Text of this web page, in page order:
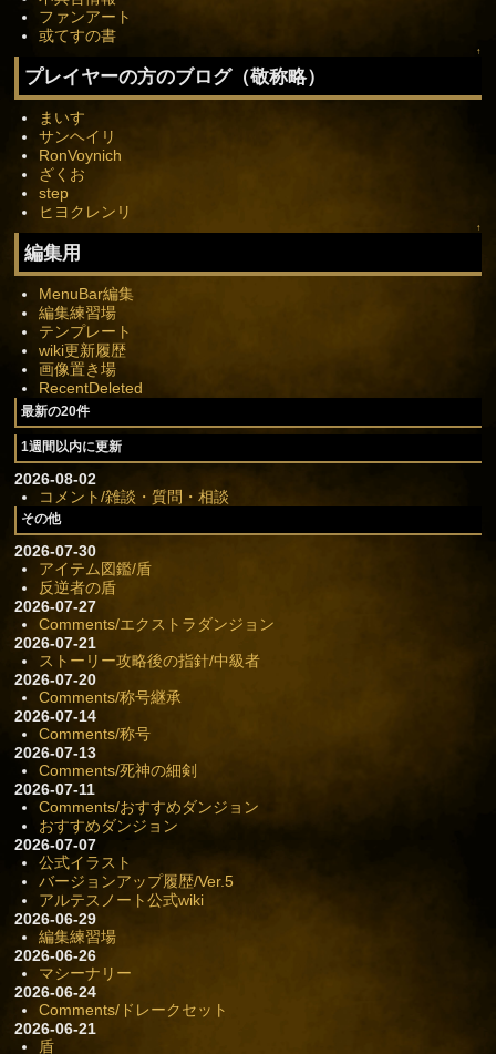
ファンアート
或てすの書
↑
プレイヤーの方のブログ（敬称略）
まいす
サンヘイリ
RonVoynich
ざくお
step
ヒヨクレンリ
↑
編集用
MenuBar編集
編集練習場
テンプレート
wiki更新履歴
画像置き場
RecentDeleted
最新の20件
1週間以内に更新
2026-08-02
コメント/雑談・質問・相談
その他
2026-07-30
アイテム図鑑/盾
反逆者の盾
2026-07-27
Comments/エクストラダンジョン
2026-07-21
ストーリー攻略後の指針/中級者
2026-07-20
Comments/称号継承
2026-07-14
Comments/称号
2026-07-13
Comments/死神の細剣
2026-07-11
Comments/おすすめダンジョン
おすすめダンジョン
2026-07-07
公式イラスト
バージョンアップ履歴/Ver.5
アルテスノート公式wiki
2026-06-29
編集練習場
2026-06-26
マシーナリー
2026-06-24
Comments/ドレークセット
2026-06-21
盾